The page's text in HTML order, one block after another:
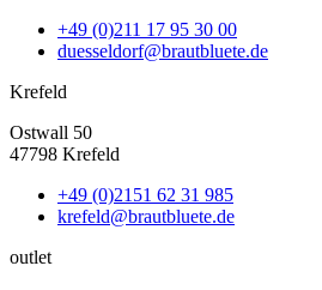
+49 (0)211 17 95 30 00
duesseldorf@brautbluete.de
Krefeld
Ostwall 50
47798 Krefeld
+49 (0)2151 62 31 985
krefeld@brautbluete.de
outlet